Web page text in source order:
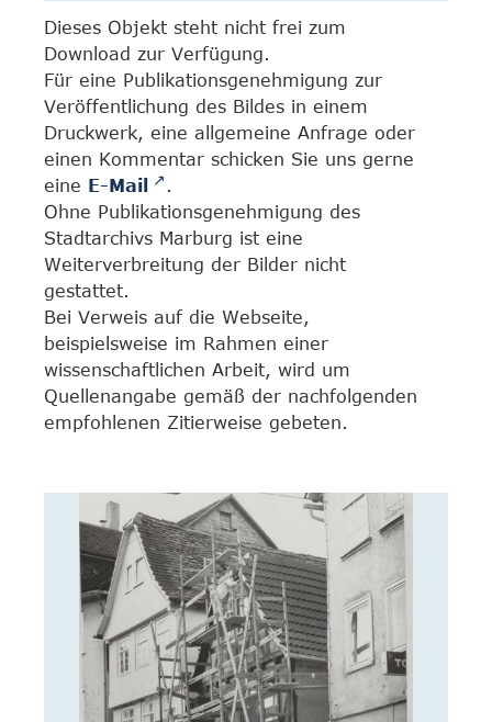
Dieses Objekt steht nicht frei zum
Download zur Verfügung.
Für eine Publikationsgenehmigung zur
Veröffentlichung des Bildes in einem
Druckwerk, eine allgemeine Anfrage oder
einen Kommentar schicken Sie uns gerne
eine E-Mail
.
Ohne Publikationsgenehmigung des
Stadtarchivs Marburg ist eine
Weiterverbreitung der Bilder nicht
gestattet.
Bei Verweis auf die Webseite,
beispielsweise im Rahmen einer
wissenschaftlichen Arbeit, wird um
Quellenangabe gemäß der nachfolgenden
empfohlenen Zitierweise gebeten.